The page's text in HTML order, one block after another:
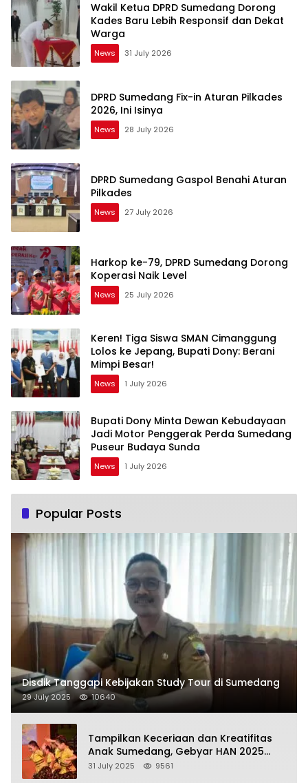
Wakil Ketua DPRD Sumedang Dorong
Kades Baru Lebih Responsif dan Dekat
Warga
News 31 July 2026
DPRD Sumedang Fix-in Aturan Pilkades
2026, Ini Isinya
News 28 July 2026
DPRD Sumedang Gaspol Benahi Aturan
Pilkades
News 27 July 2026
Harkop ke-79, DPRD Sumedang Dorong
Koperasi Naik Level
News 25 July 2026
Keren! Tiga Siswa SMAN Cimanggung
Lolos ke Jepang, Bupati Dony: Berani
Mimpi Besar!
News 1 July 2026
Bupati Dony Minta Dewan Kebudayaan
Jadi Motor Penggerak Perda Sumedang
Puseur Budaya Sunda
News 1 July 2026
Popular Posts
Disdik Tanggapi Kebijakan Study Tour di Sumedang
29 July 2025 10640
Tampilkan Keceriaan dan Kreatifitas
Anak Sumedang, Gebyar HAN 2025
Dihadiri Bupati dan Wabup
31 July 2025 9561